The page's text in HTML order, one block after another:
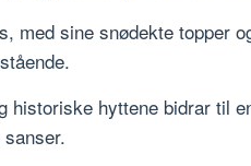
med sine snødekte topper
historiske hyttene bidrar til